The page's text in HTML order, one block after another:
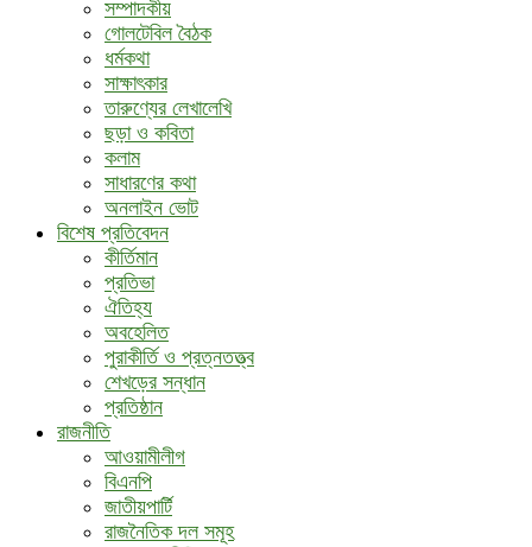
সম্পাদকীয়
গোলটেবিল বৈঠক
ধর্মকথা
সাক্ষাৎকার
তারুণ্যের লেখালেখি
ছড়া ও কবিতা
কলাম
সাধারণের কথা
অনলাইন ভোট
বিশেষ প্রতিবেদন
কীর্তিমান
প্রতিভা
ঐতিহ্য
অবহেলিত
পুরাকীর্তি ও প্রত্নতত্ত্ব
শেখড়ের সন্ধান
প্রতিষ্ঠান
রাজনীতি
আওয়ামীলীগ
বিএনপি
জাতীয়পার্টি
রাজনৈতিক দল সমূহ